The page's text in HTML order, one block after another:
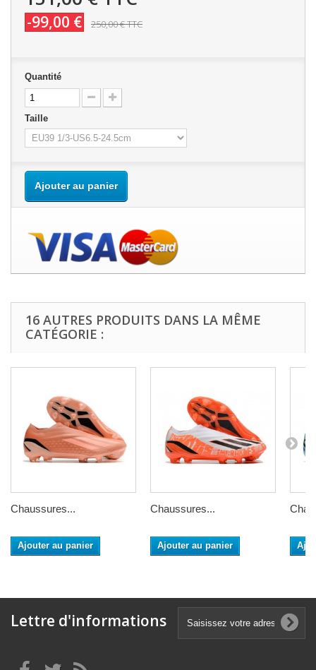
-99,00 € 250,00 €TTC
Quantité
Taille
Ajouter au panier
16 AUTRES PRODUITS DANS LA MÊME
CATÉGORIE :
Chaussures...
Ajouter au panier
Chaussures...
Ajouter au panier
Lettre d'informations